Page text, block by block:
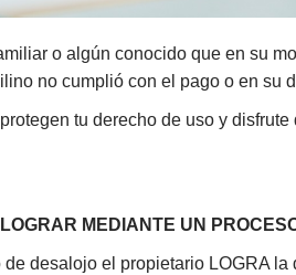
o algún conocido que en su
no cumplió con el pago o en su
tu derecho de uso y
MEDIANTE UN
de desalojo el propietario LOGRA